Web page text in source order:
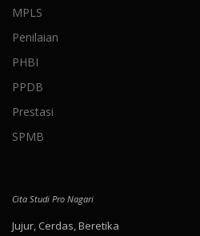
MPLS
Penilaian
PHBI
PPDB
Prestasi
SPMB
Cita Studi Pro Nagari
Jujur, Cerdas, Beretika